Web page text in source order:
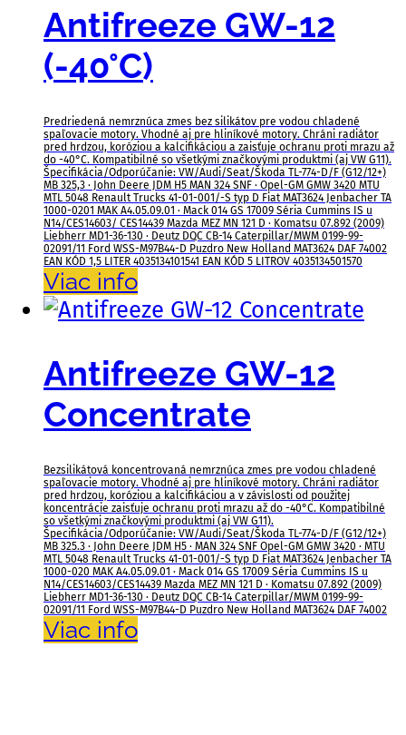
Antifreeze GW-12
(-40°C)
Predriedená nemrznúca zmes bez silikátov pre vodou chladené
spaľovacie motory. Vhodné aj pre hliníkové motory. Chráni radiátor
pred hrdzou, koróziou a kalcifikáciou a zaisťuje ochranu proti mrazu až
do -40°C. Kompatibilné so všetkými značkovými produktmi (aj VW G11).
Špecifikácia/Odporúčanie: VW/Audi/Seat/Škoda TL-774-D/F (G12/12+)
MB 325,3 · John Deere JDM H5 MAN 324 SNF · Opel-GM GMW 3420 MTU
MTL 5048 Renault Trucks 41-01-001/-S typ D Fiat MAT3624 Jenbacher TA
1000-0201 MAK A4.05.09.01 · Mack 014 GS 17009 Séria Cummins IS u
N14/CES14603/ CES14439 Mazda MEZ MN 121 D · Komatsu 07.892 (2009)
Liebherr MD1-36-130 · Deutz DQC CB-14 Caterpillar/MWM 0199-99-
02091/11 Ford WSS-M97B44-D Puzdro New Holland MAT3624 DAF 74002
EAN KÓD 1,5 LITER 4035134101541 EAN KÓD 5 LITROV 4035134501570
Viac info
Antifreeze GW-12
Concentrate
Bezsilikátová koncentrovaná nemrznúca zmes pre vodou chladené
spaľovacie motory. Vhodné aj pre hliníkové motory. Chráni radiátor
pred hrdzou, koróziou a kalcifikáciou a v závislosti od použitej
koncentrácie zaisťuje ochranu proti mrazu až do -40°C. Kompatibilné
so všetkými značkovými produktmi (aj VW G11).
Špecifikácia/Odporúčanie: VW/Audi/Seat/Škoda TL-774-D/F (G12/12+)
MB 325.3 · John Deere JDM H5 · MAN 324 SNF Opel-GM GMW 3420 · MTU
MTL 5048 Renault Trucks 41-01-001/-S typ D Fiat MAT3624 Jenbacher TA
1000-020 MAK A4.05.09.01 · Mack 014 GS 17009 Séria Cummins IS u
N14/CES14603/CES14439 Mazda MEZ MN 121 D · Komatsu 07.892 (2009)
Liebherr MD1-36-130 · Deutz DQC CB-14 Caterpillar/MWM 0199-99-
02091/11 Ford WSS-M97B44-D Puzdro New Holland MAT3624 DAF 74002
Viac info